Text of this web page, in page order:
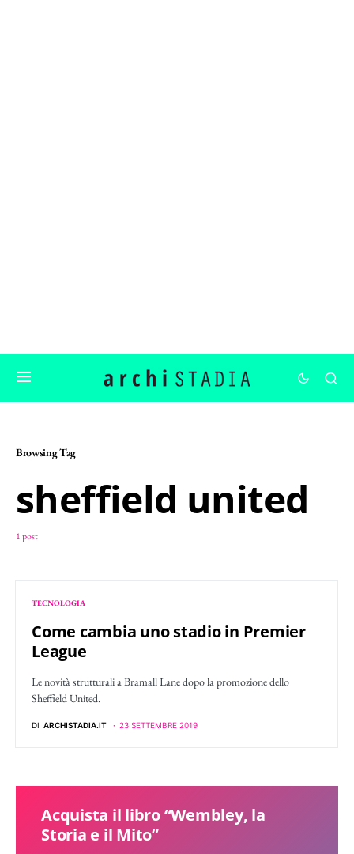
Browsing Tag
sheffield united
1 post
TECNOLOGIA
Come cambia uno stadio in Premier
League
Le novità strutturali a Bramall Lane dopo la promozione dello
Sheffield United.
DI ARCHISTADIA.IT 23 SETTEMBRE 2019
Acquista il libro “Wembley, la
Storia e il Mito”